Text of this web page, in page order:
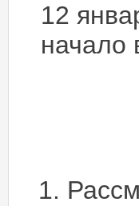
12
начало